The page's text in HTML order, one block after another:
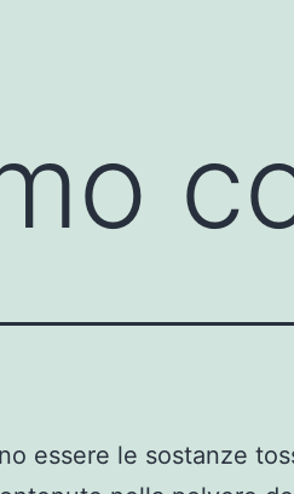
essere le sostanze